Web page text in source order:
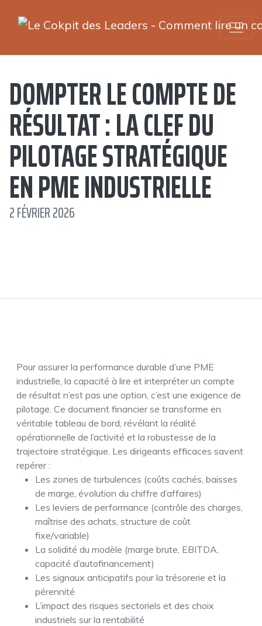
DOMPTER LE COMPTE DE
RÉSULTAT : LA CLEF DU
PILOTAGE STRATÉGIQUE
EN PME INDUSTRIELLE
2 FÉVRIER 2026
Pour assurer la performance durable d’une PME
industrielle, la capacité à lire et interpréter un compte
de résultat n’est pas une option, c’est une exigence de
pilotage. Ce document financier se transforme en
véritable tableau de bord, révélant la réalité
opérationnelle de l’activité et la robustesse de la
trajectoire stratégique. Les dirigeants efficaces savent
repérer :
Les zones de turbulences (coûts cachés, baisses
de marge, évolution du chiffre d’affaires)
Les leviers de performance (contrôle des charges,
maîtrise des achats, structure de coût
fixe/variable)
La solidité du modèle (marge brute, EBITDA,
capacité d’autofinancement)
Les signaux anticipatifs pour la trésorerie et la
pérennité
L’impact des risques sectoriels et des choix
industriels sur la rentabilité